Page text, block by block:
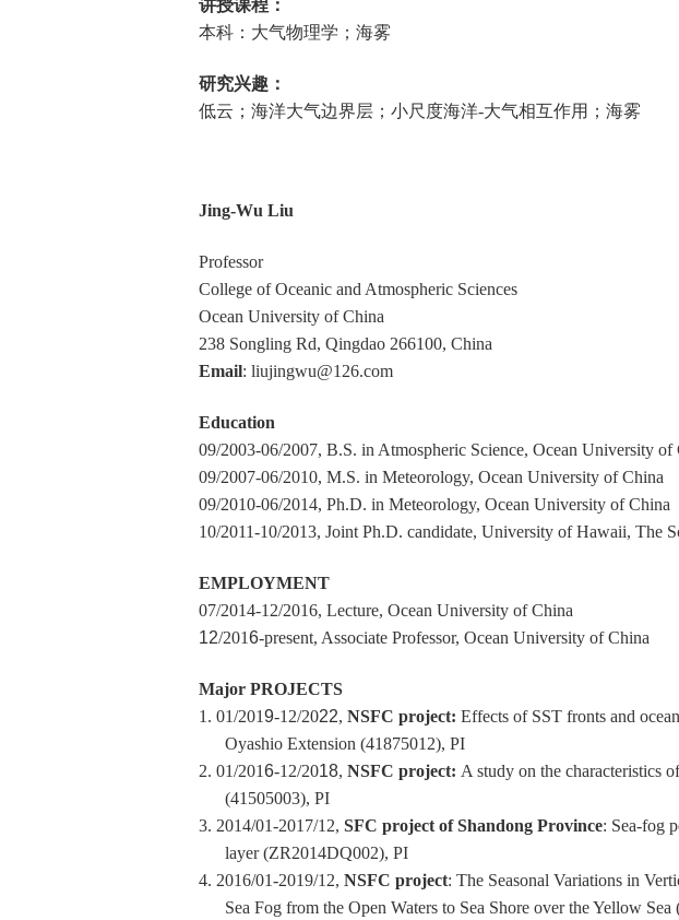
讲授课程：
本科：大气物理学；海雾
研究兴趣：
低云；海洋大气边界层；小尺度海洋-大气相互作用；海雾
Jing-Wu Liu
Professor
College of Oceanic and Atmospheric Sciences
Ocean University of China
238 Songling Rd, Qingdao 266100, China
Email: liujingwu@126.com
Education
09/2003-06/2007, B.S. in Atmospheric Science, Ocean University of
09/2007-06/2010, M.S. in Meteorology, Ocean University of China
09/2010-06/2014, Ph.D. in Meteorology, Ocean University of China
10/2011-10/2013, Joint Ph.D. candidate, University of Hawaii, The
EMPLOYMENT
07/2014-12/2016, Lecture, Ocean University of China
12/2016-present, Associate Professor, Ocean University of China
Major PROJECTS
1. 01/2019-12/2022, NSFC project: Effects of SST fronts and
Oyashio Extension (41875012), PI
2. 01/2016-12/2018, NSFC project: A study on the characteristics
(41505003), PI
3. 2014/01-2017/12, SFC project of Shandong Province: Sea-fog
layer (ZR2014DQ002), PI
4. 2016/01-2019/12, NSFC project: The Seasonal Variations in
Sea Fog from the Open Waters to Sea Shore over the Yellow